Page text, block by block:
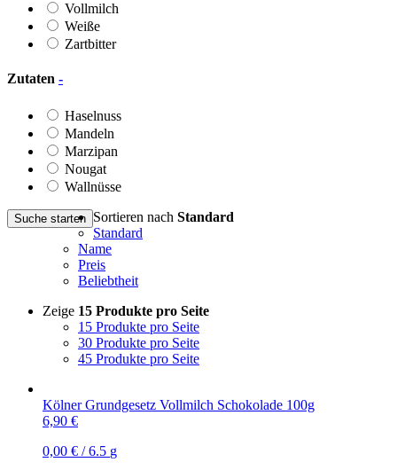
Vollmilch
Weiße
Zartbitter
Zutaten -
Haselnuss
Mandeln
Marzipan
Nougat
Wallnüsse
Suche starten Sortieren nach Standard
Standard
Name
Preis
Beliebtheit
Zeige 15 Produkte pro Seite
15 Produkte pro Seite
30 Produkte pro Seite
45 Produkte pro Seite
Kölner Grundgesetz Vollmilch Schokolade 100g
6,90 €
0,00 € /6.5 g